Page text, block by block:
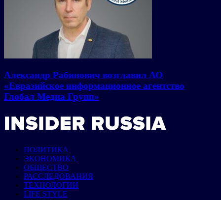
Александр Рабинович возглавил АО
«Евразийское информационное агентство
Глобал Медиа Групп»
ПОЛИТИКА
ЭКОНОМИКА
ОБЩЕСТВО
РАССЛЕДОВАНИЯ
ТЕХНОЛОГИИ
LIFE STYLE